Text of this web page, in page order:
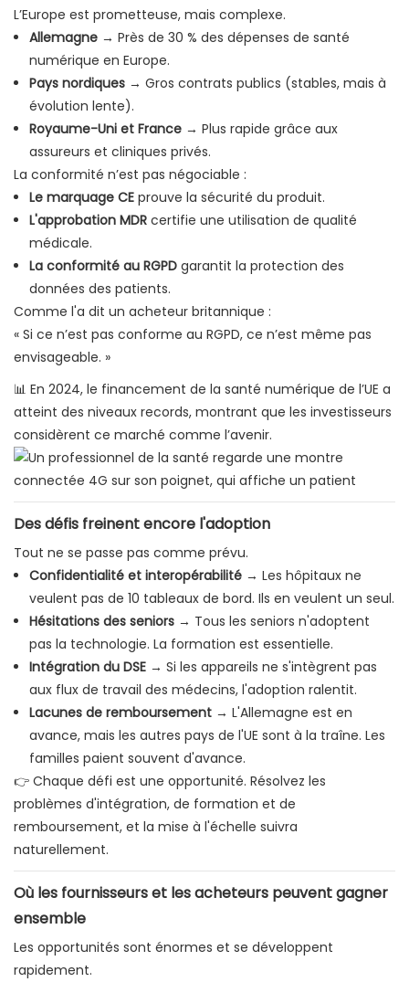
L’Europe est prometteuse, mais complexe.
Allemagne→ Près de 30 % des dépenses de santé
numérique en Europe.
Pays nordiques→ Gros contrats publics (stables, mais à
évolution lente).
Royaume-Uni et France→ Plus rapide grâce aux
assureurs et cliniques privés.
La conformité n’est pas négociable :
Le marquage CEprouve la sécurité du produit.
L'approbation MDRcertifie une utilisation de qualité
médicale.
La conformité au RGPDgarantit la protection des
données des patients.
Comme l'a dit un acheteur britannique :
« Si ce n’est pas conforme au RGPD, ce n’est même pas
envisageable. »
📊 En 2024, le financement de la santé numérique de l’UE a
atteint des niveaux records, montrant que les investisseurs
considèrent ce marché comme l’avenir.
Des défis freinent encore l'adoption
Tout ne se passe pas comme prévu.
Confidentialité et interopérabilité→ Les hôpitaux ne
veulent pas de 10 tableaux de bord. Ils en veulent un seul.
Hésitations des seniors→ Tous les seniors n'adoptent
pas la technologie. La formation est essentielle.
Intégration du DSE→ Si les appareils ne s'intègrent pas
aux flux de travail des médecins, l'adoption ralentit.
Lacunes de remboursement→ L'Allemagne est en
avance, mais les autres pays de l'UE sont à la traîne. Les
familles paient souvent d'avance.
👉 Chaque défi est une opportunité. Résolvez les
problèmes d'intégration, de formation et de
remboursement, et la mise à l'échelle suivra
naturellement.
Où les fournisseurs et les acheteurs peuvent gagner
ensemble
Les opportunités sont énormes et se développent
rapidement.